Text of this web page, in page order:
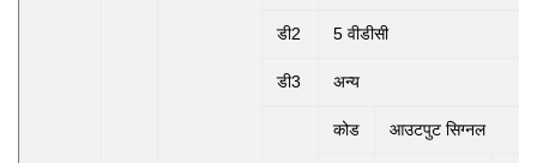
डी2 5 वीडीसी
डी3 अन्य
कोड आउटपुट सिग्नल